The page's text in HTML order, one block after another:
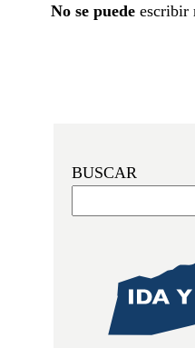
No se puede escribir
BUSCAR